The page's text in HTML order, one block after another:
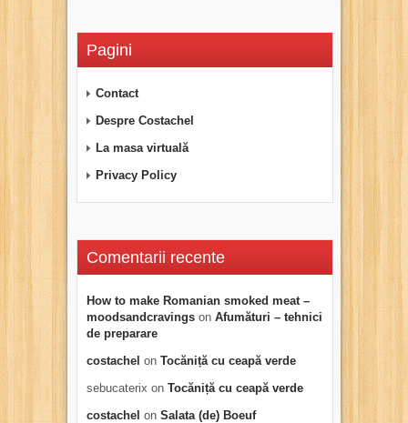
Pagini
Contact
Despre Costachel
La masa virtuală
Privacy Policy
Comentarii recente
How to make Romanian smoked meat –
moodsandcravings on Afumături – tehnici
de preparare
costachel on Tocăniță cu ceapă verde
sebucaterix on Tocăniță cu ceapă verde
costachel on Salata (de) Boeuf